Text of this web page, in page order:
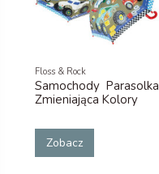
Floss & Rock
Samochody Parasolka
Zmieniająca Kolory
Zobacz